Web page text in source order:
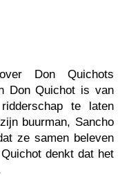
Don Quichots
Don Quichot is van
te laten
buurman, Sancho
ze samen beleven
denkt dat het